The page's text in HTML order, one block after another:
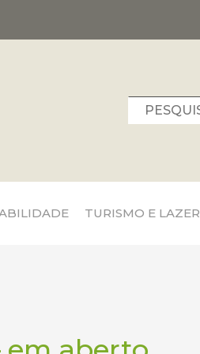
TURISMO E LAZER